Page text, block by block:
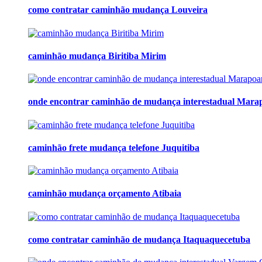
como contratar caminhão mudança Louveira
caminhão mudança Biritiba Mirim
onde encontrar caminhão de mudança interestadual
caminhão frete mudança telefone Juquitiba
caminhão mudança orçamento Atibaia
como contratar caminhão de mudança Itaquaquecetuba